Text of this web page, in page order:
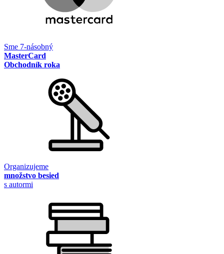
Sme 7-násobný
MasterCard
Obchodník roka
Organizujeme
množstvo besied
s autormi